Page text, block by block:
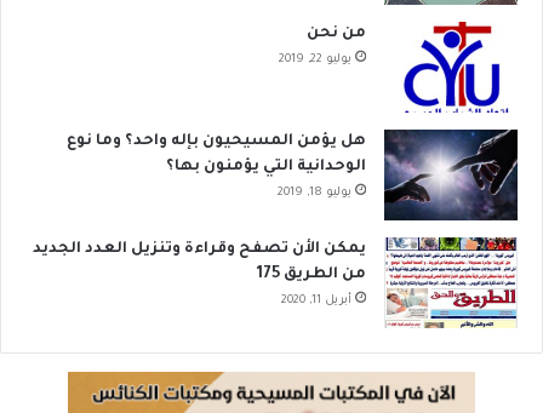
من نحن
يوليو 22, 2019
هل يؤمن المسيحيون بإله واحد؟ وما نوع
الوحدانية التي يؤمنون بها؟
يوليو 18, 2019
يمكن الأن تصفح وقراءة وتنزيل العدد الجديد
من الطريق 175
أبريل 11, 2020